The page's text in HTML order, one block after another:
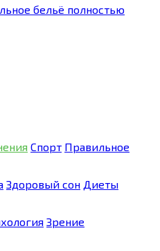
бельё полностью
Спорт Правильное
Здоровый сон Диеты
Зрение